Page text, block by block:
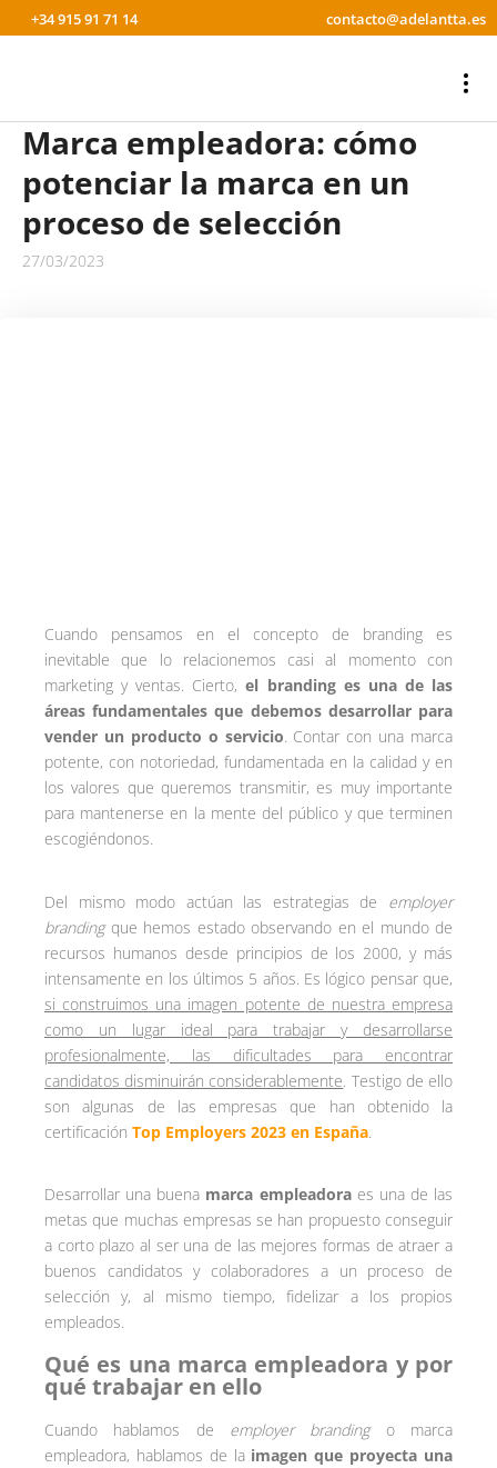
+34 915 91 71 14 contacto@adelantta.es
Marca empleadora: cómo
potenciar la marca en un
proceso de selección
27/03/2023
Cuando pensamos en el concepto de branding es
inevitable que lo relacionemos casi al momento con
marketing y ventas. Cierto,el branding es una de las
áreas fundamentales que debemos desarrollar para
vender un producto o servicio. Contar con una marca
potente, con notoriedad, fundamentada en la calidad y en
los valores que queremos transmitir, es muy importante
para mantenerse en la mente del público y que terminen
escogiéndonos.
Del mismo modo actúan las estrategias de employer
brandingque hemos estado observando en el mundo de
recursos humanos desde principios de los 2000, y más
intensamente en los últimos 5 años. Es lógico pensar que,
si construimos una imagen potente de nuestra empresa
como un lugar ideal para trabajar y desarrollarse
profesionalmente, las dificultades para encontrar
candidatos disminuirán considerablemente. Testigo de ello
son algunas de las empresas que han obtenido la
certificación Top Employers 2023 en España.
Desarrollar una buena marca empleadoraes una de las
metas que muchas empresas se han propuesto conseguir
a corto plazo al ser una de las mejores formas de atraer a
buenos candidatos y colaboradores a un proceso de
selección y, al mismo tiempo, fidelizar a los propios
empleados.
Qué es una marca empleadora y por
qué trabajar en ello
Cuando hablamos de employer brandingo marca
empleadora, hablamos de la imagen que proyecta una